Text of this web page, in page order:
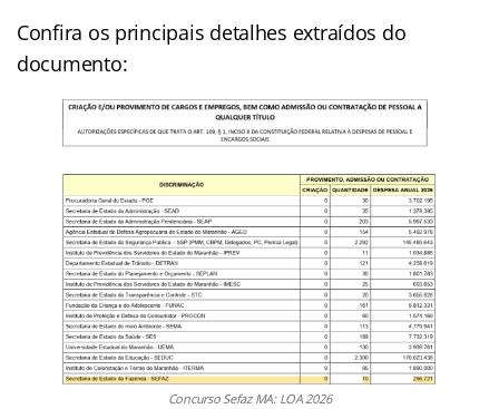
Confira os principais detalhes extraídos do
documento:
Concurso Sefaz MA: LOA 2026